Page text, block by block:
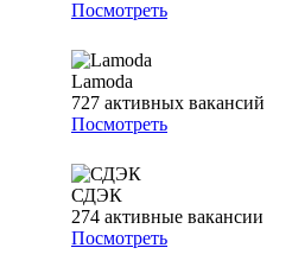
Посмотреть
Lamoda
727 активных вакансий
Посмотреть
СДЭК
274 активные вакансии
Посмотреть